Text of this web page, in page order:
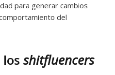
para generar cambios
del
shitfluencers